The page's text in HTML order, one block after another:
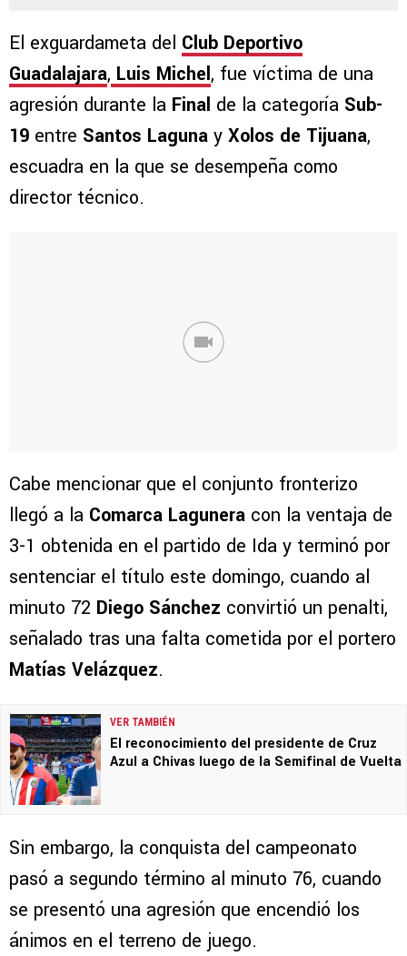
El exguardameta del Club Deportivo
Guadalajara, Luis Michel, fue víctima de una
agresión durante la Final de la categoría Sub-
19 entre Santos Laguna y Xolos de Tijuana,
escuadra en la que se desempeña como
director técnico.
Cabe mencionar que el conjunto fronterizo
llegó a la Comarca Lagunera con la ventaja de
3-1 obtenida en el partido de Ida y terminó por
sentenciar el título este domingo, cuando al
minuto 72 Diego Sánchez convirtió un penalti,
señalado tras una falta cometida por el portero
Matías Velázquez.
VER TAMBIÉN
El reconocimiento del presidente de Cruz
Azul a Chivas luego de la Semifinal de Vuelta
Sin embargo, la conquista del campeonato
pasó a segundo término al minuto 76, cuando
se presentó una agresión que encendió los
ánimos en el terreno de juego.